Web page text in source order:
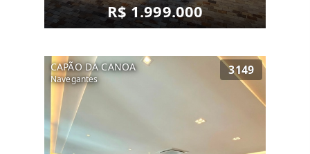
R$ 1.999.000
CAPÃO DA CANOA
Navegantes
3149